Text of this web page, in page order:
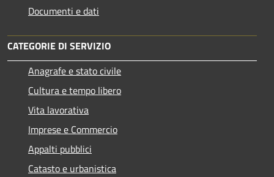
Documenti e dati
CATEGORIE DI SERVIZIO
Anagrafe e stato civile
Cultura e tempo libero
Vita lavorativa
Imprese e Commercio
Appalti pubblici
Catasto e urbanistica